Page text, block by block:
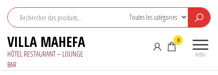
contenu
VILLA MAHEFA
HÔTEL RESTAURANT – LOUNGE
BAR
MENU
0